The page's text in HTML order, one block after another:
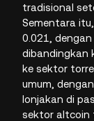
tradisional
Sementara
0.021,
dibandingkan
ke sektor
umum,
lonjakan di
sektor altcoin